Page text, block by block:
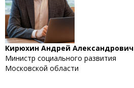
Кирюхин Андрей Александрович
Министр социального развития
Московской области